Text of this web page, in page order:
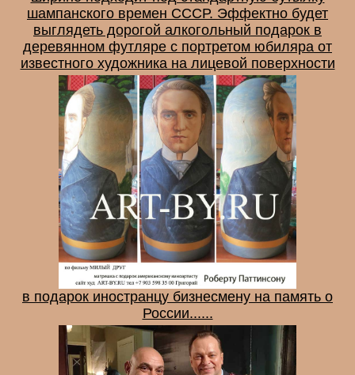
шампанского времен СССР. Эффектно будет
выглядеть дорогой алкогольный подарок в
деревянном футляре с портретом юбиляра от
известного художника на лицевой поверхности
в подарок иностранцу бизнесмену на память о
России......